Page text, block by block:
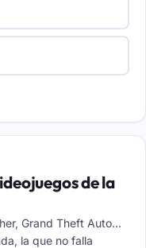
de la
Grand Theft Auto...
la que no falla